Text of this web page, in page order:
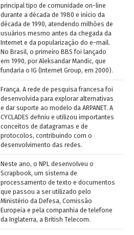
principal tipo de comunidade on-line
durante a década de 1980 e início da
década de 1990, atendendo milhões de
usuários mesmo antes da chegada da
Internet e da popularização do e-mail.
No Brasil, o primeiro BBS foi lançado
em 1990, por Aleksandar Mandic, que
fundaria o IG (Internet Group, em 2000).
França. A rede de pesquisa francesa foi
desenvolvida para explorar alternativas
e dar suporte ao modelo da ARPANET. A
CYCLADES definiu e utilizou importantes
conceitos de datagramas e de
protocolos, contribuindo com o
desenvolvimento das redes.
Neste ano, o NPL desenvolveu o
Scrapbook, um sistema de
processamento de texto e documentos
que passou a ser utilizado pelo
Ministério da Defesa, Comissão
Europeia e pela companhia de telefone
da Inglaterra, a British Telecom.